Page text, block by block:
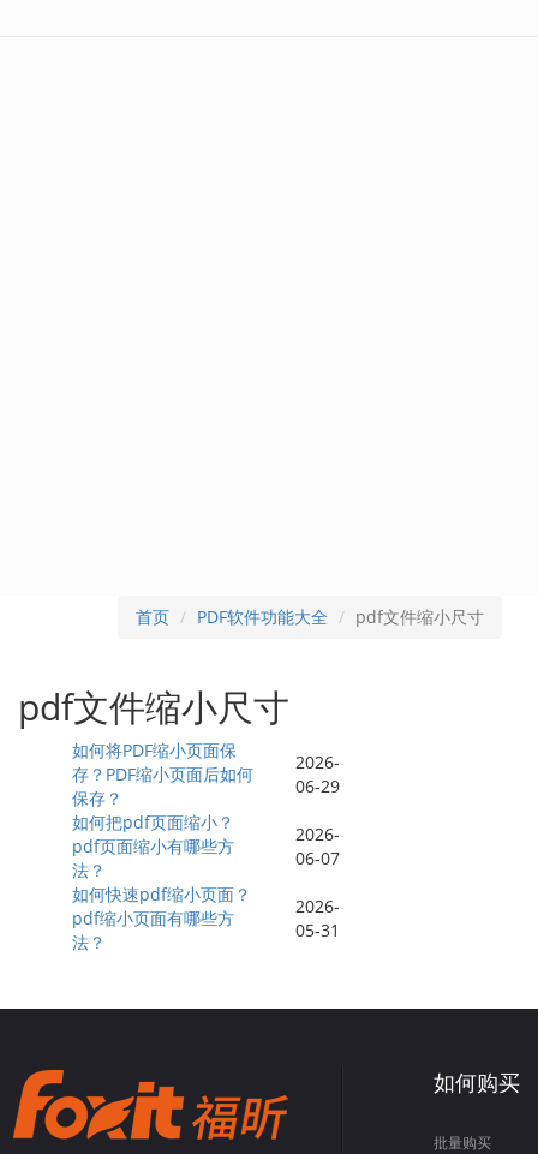
首页 PDF软件功能大全 pdf文件缩小尺寸
pdf文件缩小尺寸
如何将PDF缩小页面保
存？PDF缩小页面后如何
保存？
2026-
06-29
如何把pdf页面缩小？
pdf页面缩小有哪些方
法？
2026-
06-07
如何快速pdf缩小页面？
pdf缩小页面有哪些方
法？
2026-
05-31
如何购买
批量购买